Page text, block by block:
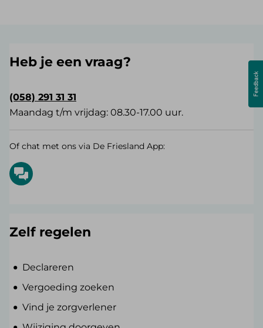
Heb je een vraag?
(058) 291 31 31
Maandag t/m vrijdag: 08.30-17.00 uur.
Of chat met ons via De Friesland App:
Zelf regelen
Declareren
Vergoeding zoeken
Vind je zorgverlener